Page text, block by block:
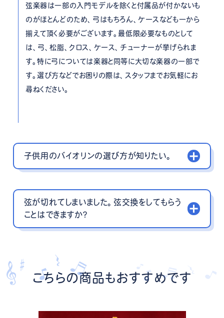
弦楽器は一部の入門モデルを除くと付属品が付かないも
のがほとんどのため、弓はもちろん、ケースなども一から
揃えて頂く必要がございます。最低限必要なものとして
は、弓、松脂、クロス、ケース、チューナーが挙げられま
す。特に弓については楽器と同等に大切な楽器の一部で
す。選び方などでお困りの際は、スタッフまでお気軽にお
尋ねください。
子供用のバイオリンの選び方が知りたい。
弦が切れてしまいました。弦交換をしてもらう
ことはできますか？
こちらの商品もおすすめです